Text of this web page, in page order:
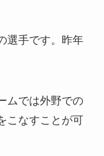
選手です。昨年
ムでは外野での
こなすことが可